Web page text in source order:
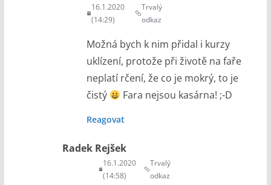
16.1.2020
(14:29)
Trvalý
odkaz
Možná bych k nim přidal i kurzy
uklízení, protože při životě na faře
neplatí rčení, že co je mokrý, to je
čistý
Fara nejsou kasárna! ;-D
Reagovat
Radek Rejšek
16.1.2020
(14:58)
Trvalý
odkaz